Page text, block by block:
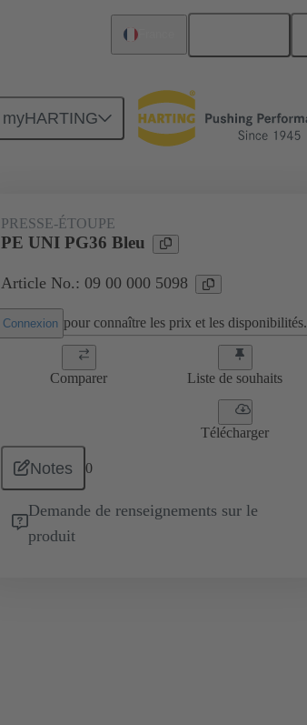
myHARTING
Presse-étoupes 09 00 000 5098
PRESSE-ÉTOUPE
PE UNI PG36 Bleu
Article No.: 09 00 000 5098
Connexion pour connaître les prix et les disponibilités.
Comparer Liste de souhaits
Télécharger
Notes 0
Demande de renseignements sur le
produit